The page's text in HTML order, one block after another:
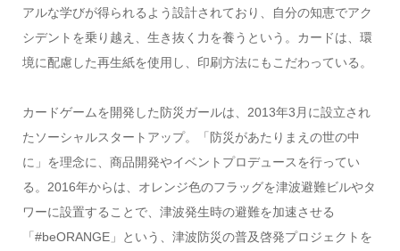
アルな学びが得られるよう設計されており、自分の知恵でアク
シデントを乗り越え、生き抜く力を養うという。カードは、環
境に配慮した再生紙を使用し、印刷方法にもこだわっている。
カードゲームを開発した防災ガールは、2013年3月に設立され
たソーシャルスタートアップ。「防災があたりまえの世の中
に」を理念に、商品開発やイベントプロデュースを行ってい
る。2016年からは、オレンジ色のフラッグを津波避難ビルやタ
ワーに設置することで、津波発生時の避難を加速させる
「#beORANGE」という、津波防災の普及啓発プロジェクトを